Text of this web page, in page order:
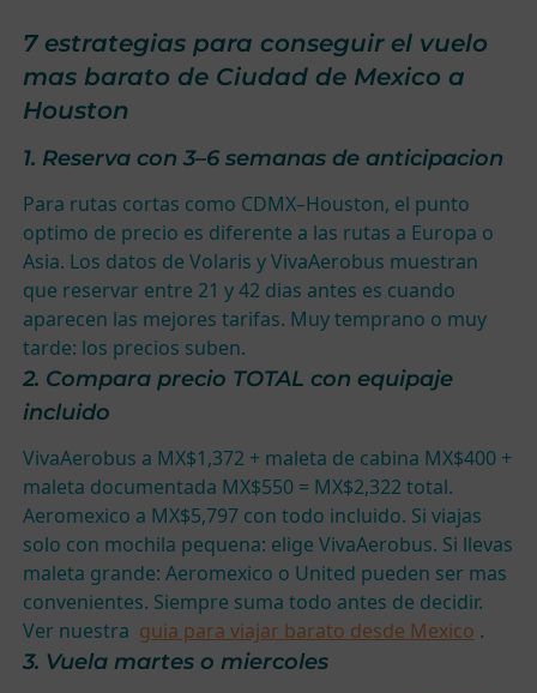
7 estrategias para conseguir el vuelo
mas barato de Ciudad de Mexico a
Houston
1. Reserva con 3–6 semanas de anticipacion
Para rutas cortas como CDMX–Houston, el punto
optimo de precio es diferente a las rutas a Europa o
Asia. Los datos de Volaris y VivaAerobus muestran
que reservar entre 21 y 42 dias antes es cuando
aparecen las mejores tarifas. Muy temprano o muy
tarde: los precios suben.
2. Compara precio TOTAL con equipaje
incluido
VivaAerobus a MX$1,372 + maleta de cabina MX$400 +
maleta documentada MX$550 = MX$2,322 total.
Aeromexico a MX$5,797 con todo incluido. Si viajas
solo con mochila pequena: elige VivaAerobus. Si llevas
maleta grande: Aeromexico o United pueden ser mas
convenientes. Siempre suma todo antes de decidir.
Ver nuestra guia para viajar barato desde Mexico .
3. Vuela martes o miercoles